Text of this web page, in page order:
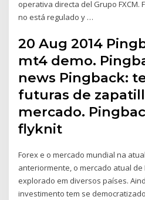
operativa directa del Grupo FXCM.
no está regulado y …
20 Aug 2014
mt4 demo.
news Pingback:
futuras de
mercado.
flyknit
Forex e o mercado mundial na
anteriormente, o mercado atual de
explorado em diversos países.
investimento tem se